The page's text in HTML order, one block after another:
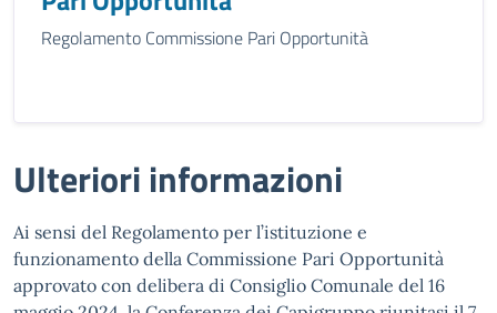
Regolamento Commissione Pari Opportunità
Ulteriori informazioni
Ai sensi del Regolamento per l’istituzione e
funzionamento della Commissione Pari Opportunità
approvato con delibera di Consiglio Comunale del 16